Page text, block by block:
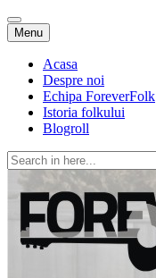
Menu Skip
to
content
Acasa
Despre noi
Echipa ForeverFolk
Istoria folkului
Blogroll
Search
for:
ForeverFolk
Muzica sufletului tau